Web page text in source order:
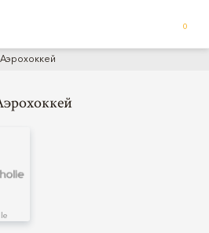
0
Аэрохоккей